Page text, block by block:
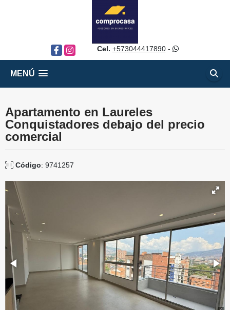
FacebookInstagram Cel. +573044417890-
MENÚ
Apartamento en Laureles
Conquistadores debajo del precio
comercial
Código: 9741257